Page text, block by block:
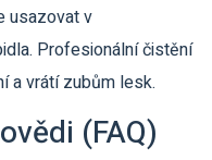
usazovat v
Profesionální čistění
a vrátí zubům lesk.
(FAQ)